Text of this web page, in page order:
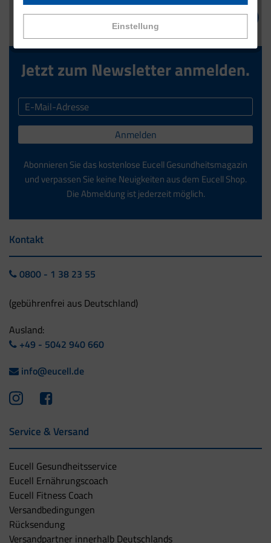
Einstellung
Jetzt zum Newsletter anmelden.
Anmelden
Abonnieren Sie das kostenlose Eucell Gesundheitsmagazin
und verpassen Sie keine Neuigkeiten aus dem Eucell Shop.
Die Abmeldung ist jederzeit möglich.
Kontakt
0800 - 1 38 23 55
(gebührenfrei aus Deutschland)
Ausland:
+49 - 5042 940 660
info@eucell.de
Service & Versand
Eucell Gesundheitsservice
Eucell Ernährungscoach
Eucell Fitness Coach
Versandbedingungen
Rücksendung
Versandpartner innerhalb Deutschlands